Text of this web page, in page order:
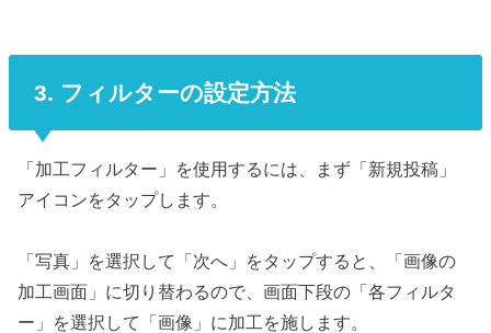
3. フィルターの設定方法
「加工フィルター」を使用するには、まず「新規投稿」
アイコンをタップします。
「写真」を選択して「次へ」をタップすると、「画像の
加工画面」に切り替わるので、画面下段の「各フィルタ
ー」を選択して「画像」に加工を施します。